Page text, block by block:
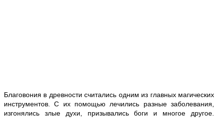
Благовония в древности считались одним из главных магических
инструментов. С их помощью лечились разные заболевания,
изгонялись злые духи, призывались боги и многое другое.